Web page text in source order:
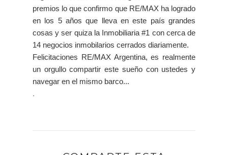
premios lo que confirmo que RE/MAX ha logrado
en los 5 años que lleva en este país grandes
cosas y ser quiza la Inmobiliaria #1 con cerca de
14 negocios inmobilarios cerrados diariamente.
Felicitaciones RE/MAX Argentina, es realmente
un orgullo compartir este sueño con ustedes y
navegar en el mismo barco...
.